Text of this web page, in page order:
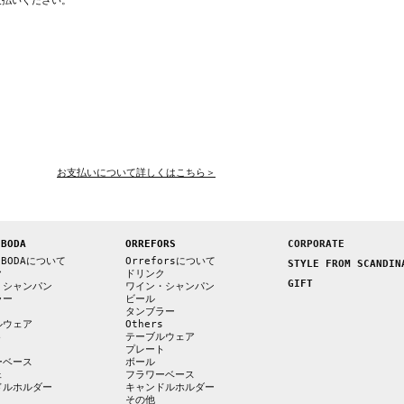
お支払いについて詳しくはこちら＞
について
ャンパン
ー
ウェア
ベース
ホルダー
ORREFORS
Orreforsについて
ドリンク
ワイン・シャンパン
ビール
タンブラー
Others
テーブルウェア
プレート
ボール
フラワーベース
キャンドルホルダー
その他
CORPORATE
STYLE FROM
GIFT